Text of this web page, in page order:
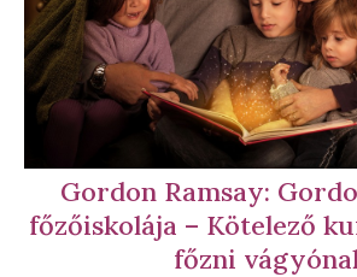
Gordon Ramsay:
főzőiskolája – Kötelező
főzni